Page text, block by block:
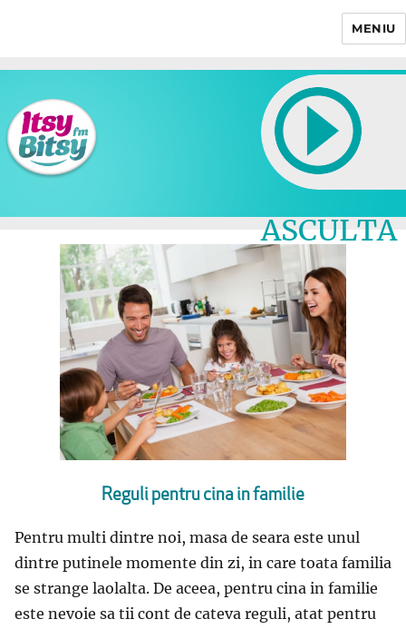
MENIU
ASCULTA
LIVE
Reguli pentru cina in familie
Pentru multi dintre noi, masa de seara este unul
dintre putinele momente din zi, in care toata familia
se strange laolalta. De aceea, pentru cina in familie
este nevoie sa tii cont de cateva reguli, atat pentru